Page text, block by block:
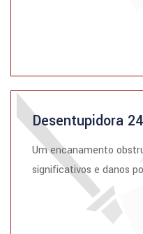
Desentupidora
Um encanamento
significativos e danos